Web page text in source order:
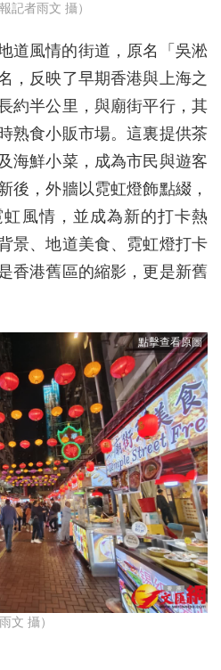
者雨文 攝）
道風情的街道，原名「吳淞
，反映了早期香港與上海之
約半公里，與廟街平行，其
熟食小販市場。這裏提供茶
海鮮小菜，成為市民與遊客
後，外牆以霓虹燈飾點綴，
風情，並成為新的打卡熱
景、地道美食、霓虹燈打卡
香港舊區的縮影，更是新舊
文 攝）